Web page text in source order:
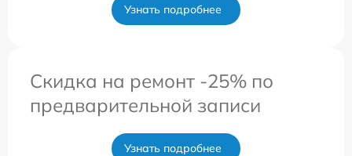
Узнать подробнее
Скидка на ремонт -25% по
предварительной записи
Узнать подробнее